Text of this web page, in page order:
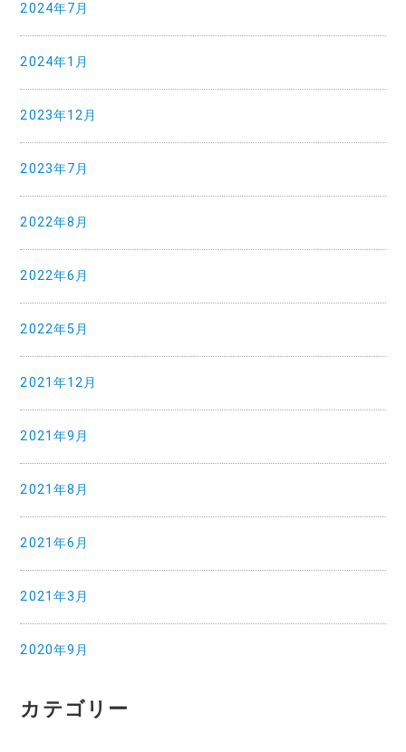
2024年7月
2024年1月
2023年12月
2023年7月
2022年8月
2022年6月
2022年5月
2021年12月
2021年9月
2021年8月
2021年6月
2021年3月
2020年9月
カテゴリー